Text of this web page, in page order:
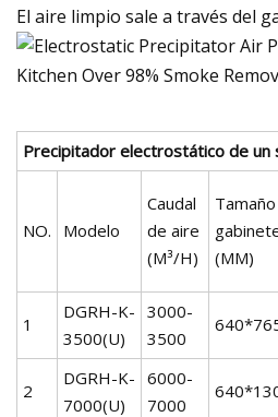
El aire limpio sale a través del
Precipitador electrostático de un
NO. Modelo
Caudal
de aire
(M³/H)
(MM)
1
DGRH-K-
3500(U)
3000-
3500
2
DGRH-K-
7000(U)
6000-
7000